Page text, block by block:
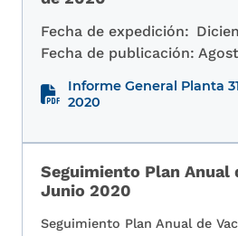
Fecha de expedición:
Fecha de publicación:
Informe General Planta
2020
Seguimiento Plan Anual
Junio 2020
Seguimiento Plan Anual de